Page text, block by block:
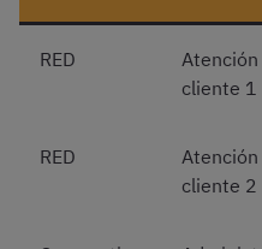
RED
cliente 1
RED
cliente 2